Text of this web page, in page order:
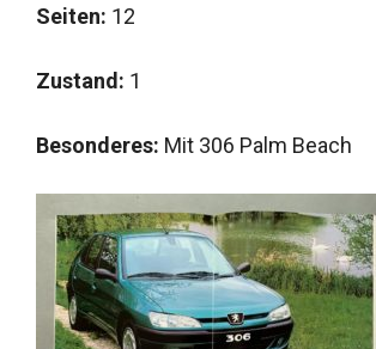
Seiten: 12
Zustand: 1
Besonderes: Mit 306 Palm Beach